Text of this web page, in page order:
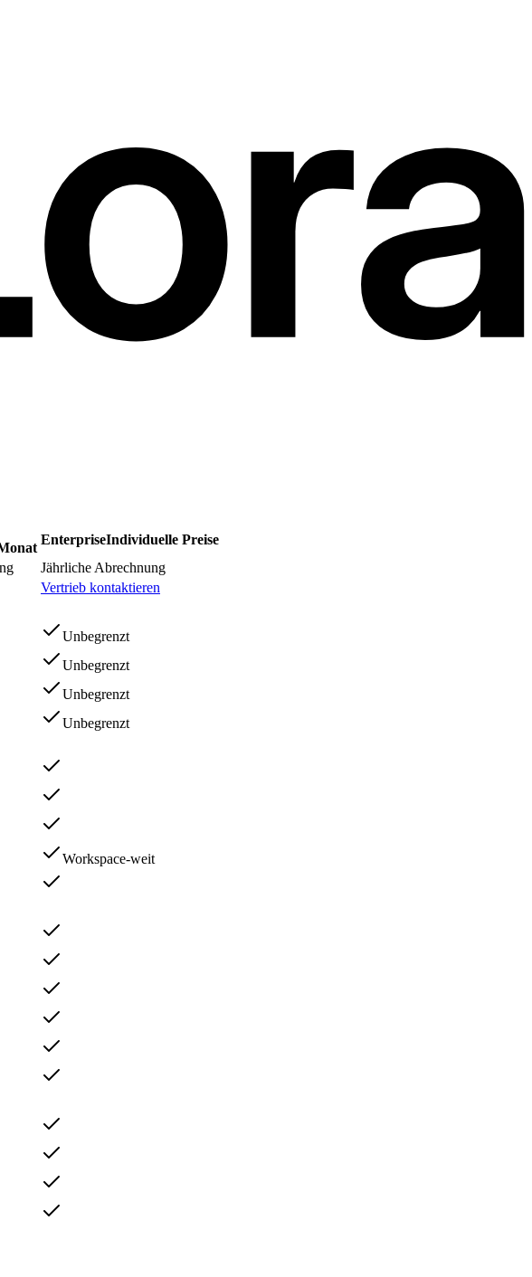
EnterpriseIndividuelle Preise
Jährliche Abrechnung
Vertrieb kontaktieren
Unbegrenzt
Unbegrenzt
Unbegrenzt
Unbegrenzt
Workspace-weit